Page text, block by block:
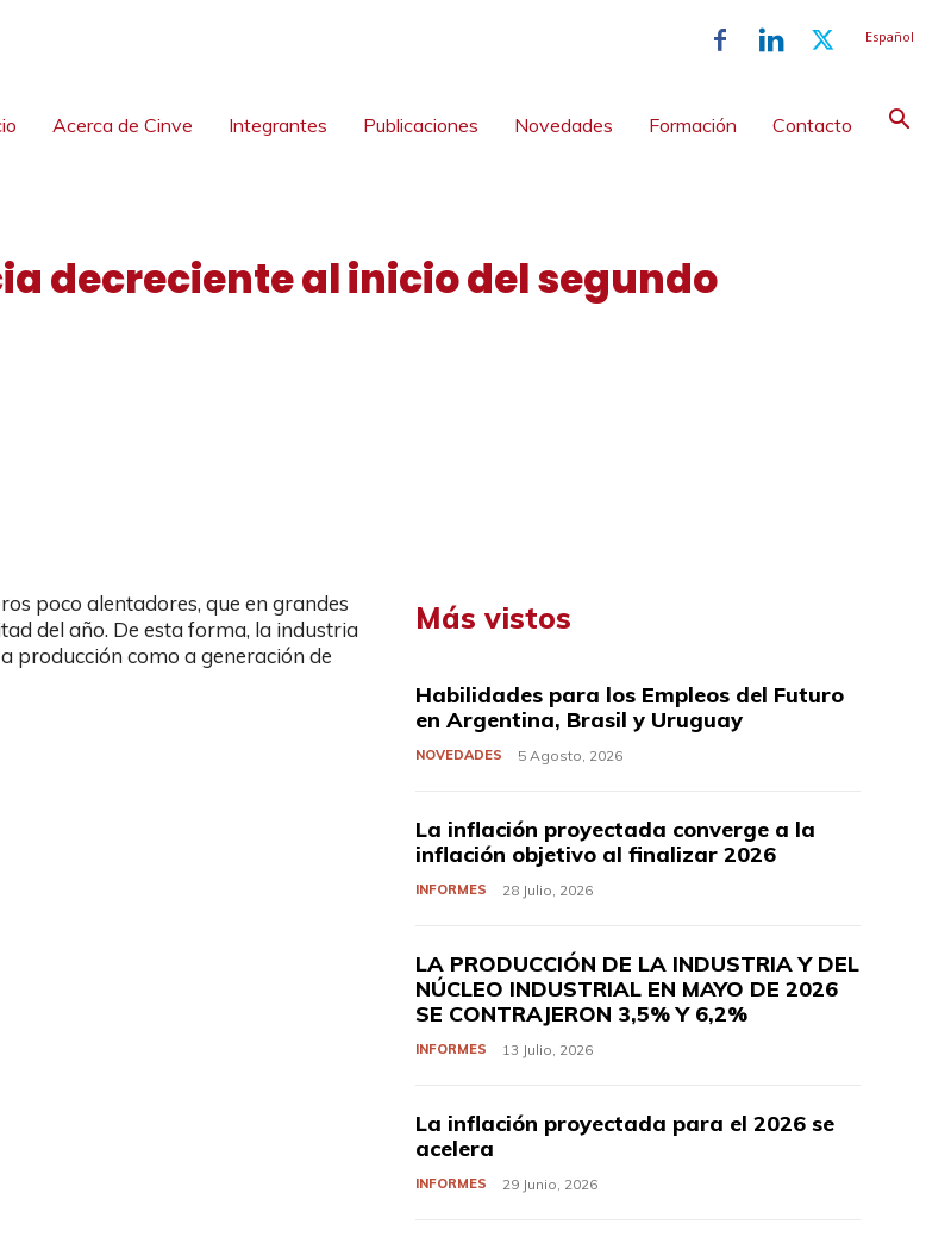
Español
Acerca de Cinve Integrantes Publicaciones Novedades Formación Contacto
decreciente al inicio del segundo
poco alentadores, que en grandes
del año. De esta forma, la industria
producción como a generación de
Más vistos
Habilidades para los Empleos del Futuro
en Argentina, Brasil y Uruguay
NOVEDADES 5 Agosto, 2026
La inflación proyectada converge a la
inflación objetivo al finalizar 2026
INFORMES 28 Julio, 2026
LA PRODUCCIÓN DE LA INDUSTRIA Y DEL
NÚCLEO INDUSTRIAL EN MAYO DE 2026
SE CONTRAJERON 3,5% Y 6,2%
INFORMES 13 Julio, 2026
La inflación proyectada para el 2026 se
acelera
INFORMES 29 Junio, 2026